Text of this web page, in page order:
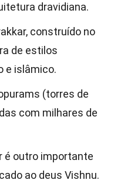
dravidiana.
construído no
de estilos
e islâmico.
(torres de
com milhares de
é outro importante
ao deus Vishnu.